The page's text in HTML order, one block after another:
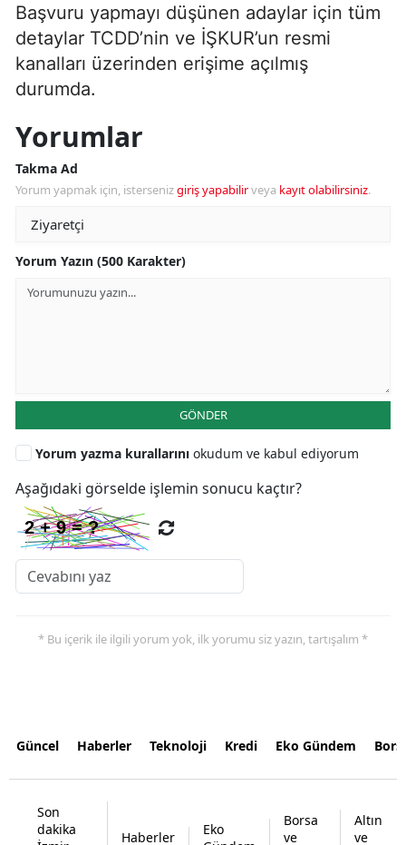
Başvuru yapmayı düşünen adaylar için tüm
detaylar TCDD’nin ve İŞKUR’un resmi
kanalları üzerinden erişime açılmış
durumda.
Yorumlar
Takma Ad
Yorum yapmak için, istersenizgiriş yapabilirveya kayıt olabilirsiniz.
Yorum Yazın (500 Karakter)
GÖNDER
Yorum yazma kurallarını okudum ve kabul ediyorum
Aşağıdaki görselde işlemin sonucu kaçtır?
* Bu içerik ile ilgili yorum yok, ilk yorumu siz yazın, tartışalım *
Güncel Haberler Teknoloji Kredi Eko Gündem
Son
dakika
Haberler
Eko
Borsa
ve
Altın
ve